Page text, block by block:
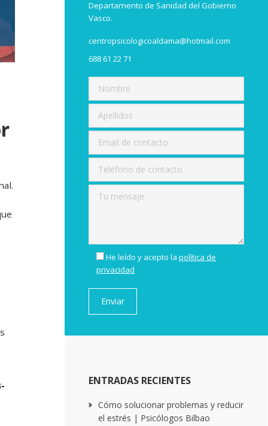
Departamento de Sanidad del Gobierno
Vasco.
centropsicologicoaldama@hotmail.com
688 61 22 71
He leído y acepto lapolítica de
privacidad
ENTRADAS RECIENTES
Cómo solucionar problemas y reducir
el estrés | Psicólogos Bilbao